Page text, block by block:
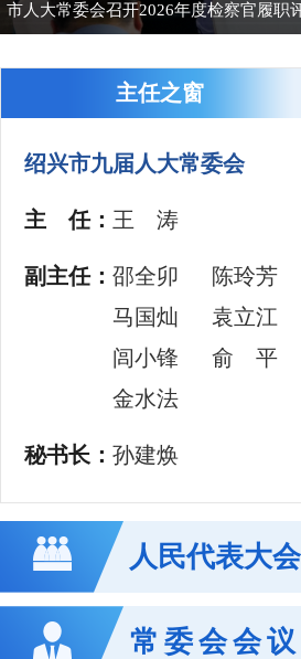
市人大常委会召开2026年度检察官履职
主任之窗
绍兴市九届人大常委会
主 任： 王 涛
副主任： 邵全卯
陈玲芳
马国灿
袁立江
闾小锋
俞 平
金水法
秘书长： 孙建焕
人民代表大会
常委会会议